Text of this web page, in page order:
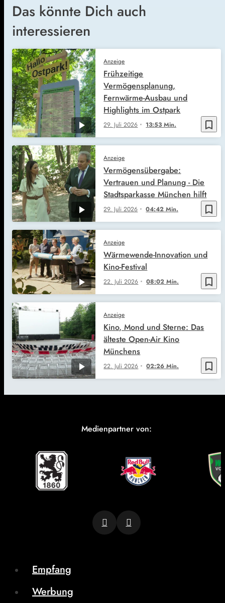
Das könnte Dich auch
interessieren
bookmark_border
Anzeige
29. Juli 2026 13:53 Min.
Frühzeitige
Vermögensplanung,
Fernwärme-Ausbau und
Highlights im Ostpark
bookmark_border
Anzeige
29. Juli 2026 04:42 Min.
Vermögensübergabe:
Vertrauen und Planung - Die
Stadtsparkasse München hilft
bookmark_border
Anzeige
22. Juli 2026 08:02 Min.
Wärmewende-Innovation und
Kino-Festival
bookmark_border
Anzeige
22. Juli 2026 02:26 Min.
Kino, Mond und Sterne: Das
älteste Open-Air Kino
Münchens
Medienpartner von:
Empfang
Werbung